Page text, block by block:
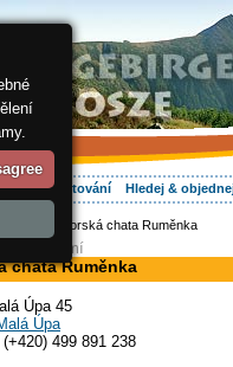
Ubytování Hledej &
> Horská chata Ruměnka
v soukromí
chata Ruměnka
Úpa 45
Úpa
499 891 238